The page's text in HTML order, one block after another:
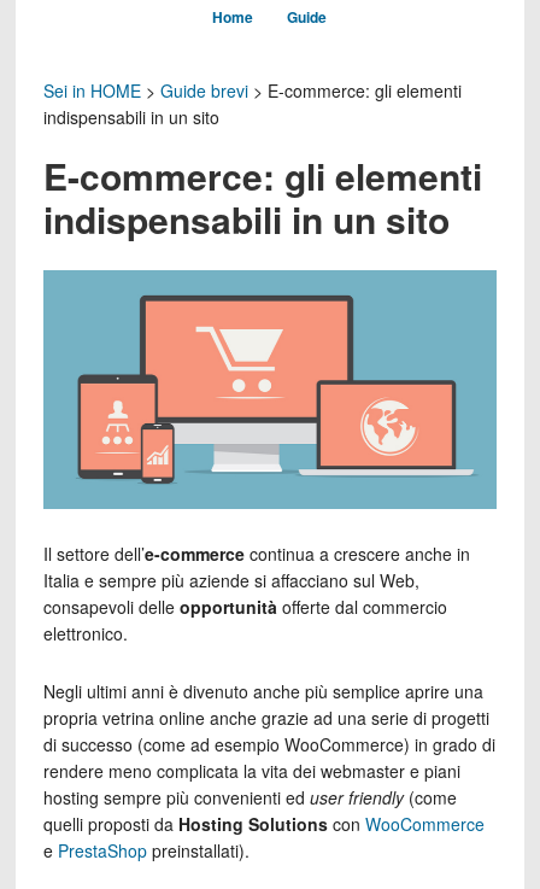
Home Guide
Sei in HOME> Guide brevi> E-commerce: gli elementi
indispensabili in un sito
E-commerce: gli elementi
indispensabili in un sito
Il settore dell’e-commercecontinua a crescere anche in
Italia e sempre più aziende si affacciano sul Web,
consapevoli delleopportunità offerte dal commercio
elettronico.
Negli ultimi anni è divenuto anche più semplice aprire una
propria vetrina online anche grazie ad una serie di progetti
di successo (come ad esempio WooCommerce) in grado di
rendere meno complicata la vita dei webmaster e piani
hosting sempre più convenienti ed user friendly(come
quelli proposti da Hosting Solutionscon WooCommerce
e PrestaShoppreinstallati).